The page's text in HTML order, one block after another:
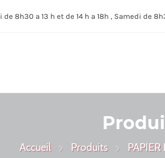
8h30 a 13 h et de 14 h a 18h , Samedi de
Accueil Produits PAPIER